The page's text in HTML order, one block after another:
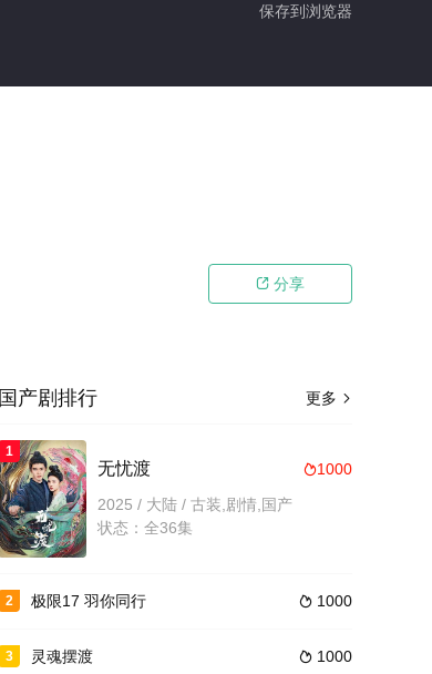
保存到浏览器
 分享
更多 
国产剧排行
1
1000
无忧渡
2025 / 大陆 / 古装,剧情,国产
状态：全36集
2  1000
极限17 羽你同行
3  1000
灵魂摆渡